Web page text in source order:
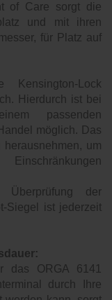
of Care sorgt die
und mit ihren
für Platz auf
Lock
Hierdurch ist bei
passenden
möglich. Das
um
der
Siegel ist jederzeit
das ORGA 6141
durch Ihre